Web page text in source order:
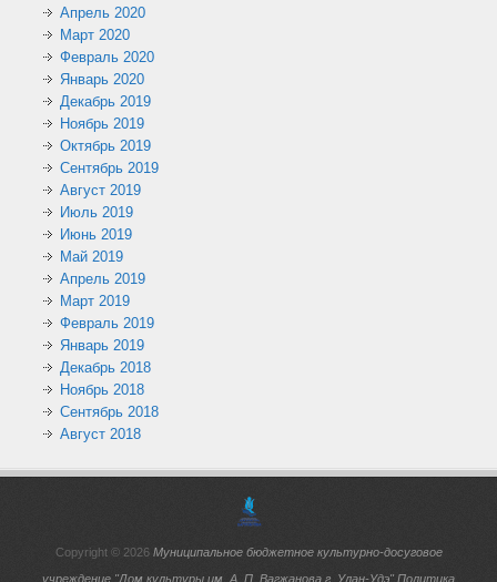
Апрель 2020
Март 2020
Февраль 2020
Январь 2020
Декабрь 2019
Ноябрь 2019
Октябрь 2019
Сентябрь 2019
Август 2019
Июль 2019
Июнь 2019
Май 2019
Апрель 2019
Март 2019
Февраль 2019
Январь 2019
Декабрь 2018
Ноябрь 2018
Сентябрь 2018
Август 2018
Copyright © 2026 Муниципальное бюджетное культурно-досуговое
учреждение "Дом культуры им. А. П. Вагжанова г. Улан-Удэ" Политика